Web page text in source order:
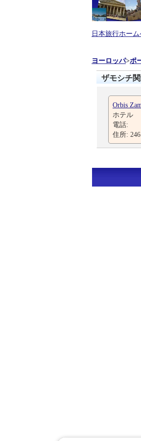
日本旅行ホー
ヨーロッパ>ポ
ザモシチ
Orbis
ホテル
電話:
住所: